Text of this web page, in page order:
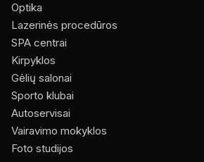
Optika
Lazerinės procedūros
SPA centrai
Kirpyklos
Gėlių salonai
Sporto klubai
Autoservisai
Vairavimo mokyklos
Foto studijos